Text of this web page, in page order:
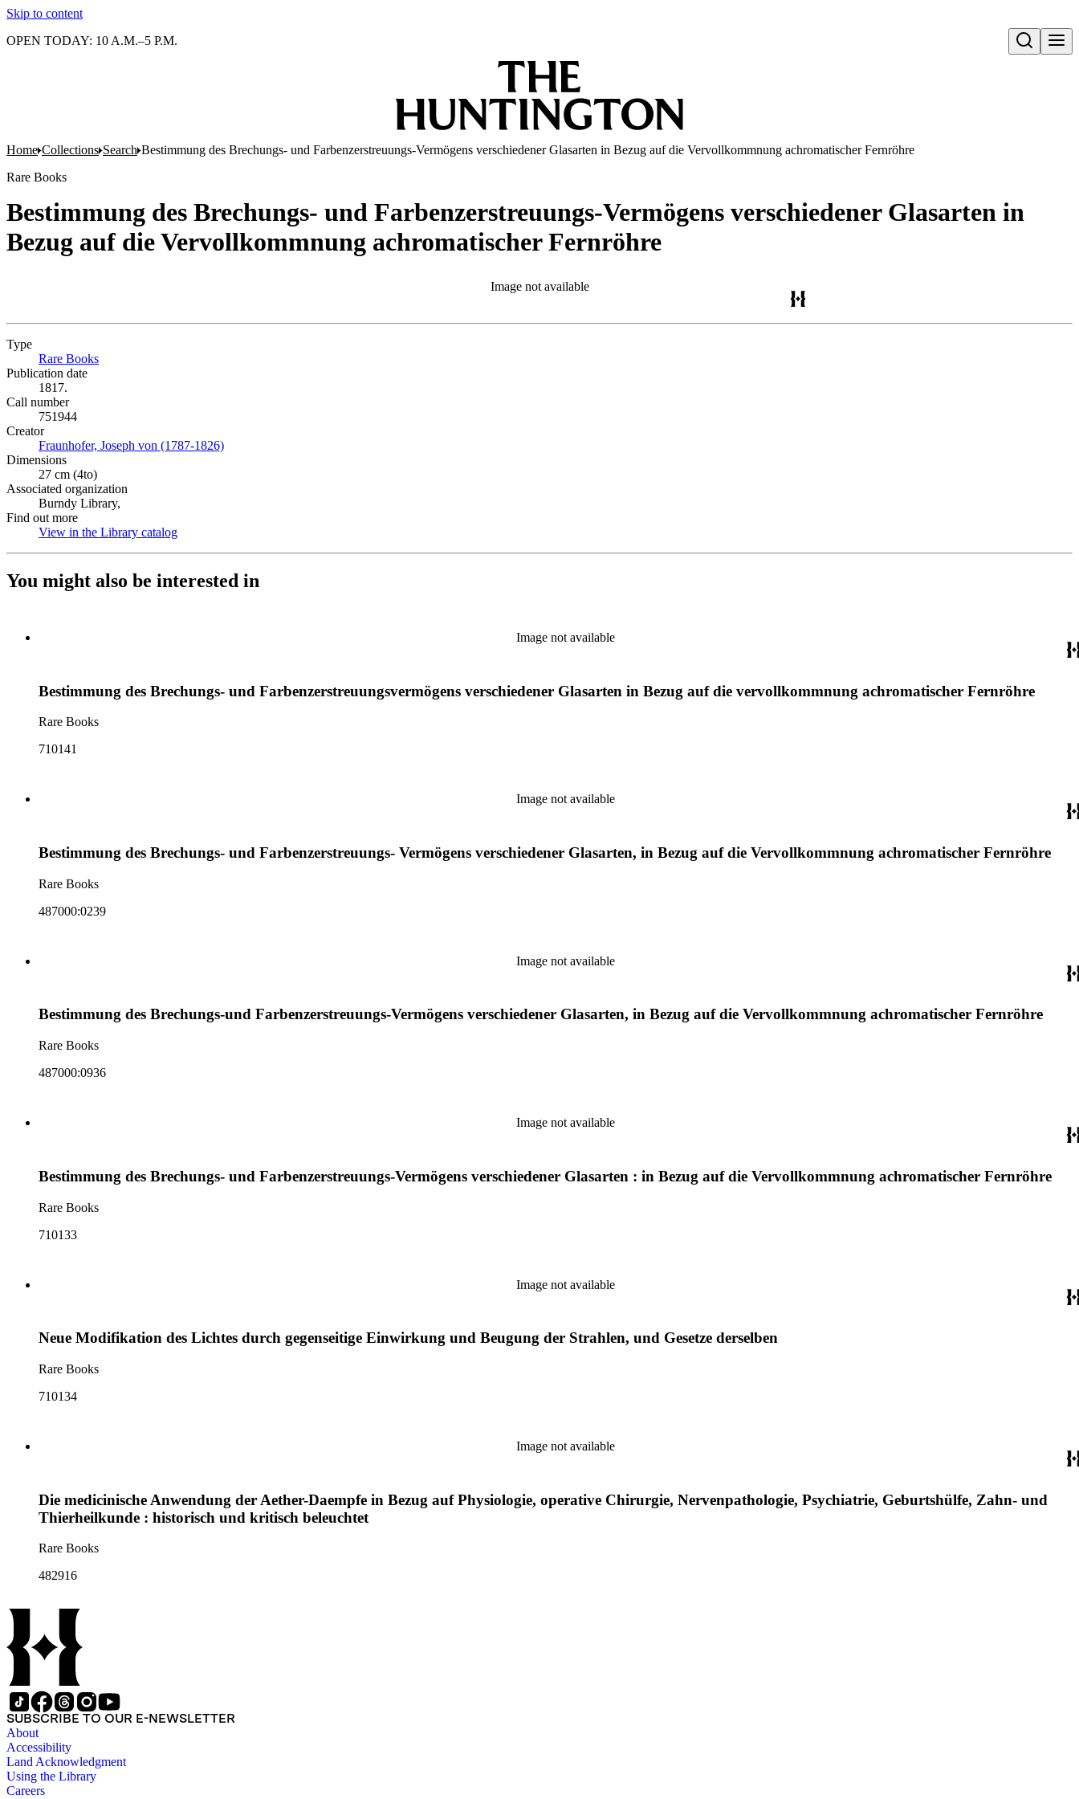
Skip to content
Open search
OPEN TODAY: 10 A.M.–5 P.M.
Home Collections Search Bestimmung des Brechungs- und Farbenzerstreuungs-Vermögens verschiedener Glasarten in Bezug auf die Vervollkommnung achromatischer Fernröhre
Rare Books
Bestimmung des Brechungs- und Farbenzerstreuungs-Vermögens verschiedener Glasarten in
Bezug auf die Vervollkommnung achromatischer Fernröhre
Image not available
Type
Rare Books
Publication date
1817.
Call number
751944
Creator
Fraunhofer, Joseph von (1787-1826)
Dimensions
27 cm (4to)
Associated organization
Burndy Library,
Find out more
View in the Library catalog
You might also be interested in
Image not available
Bestimmung des Brechungs- und Farbenzerstreuungsvermögens verschiedener Glasarten in Bezug auf die vervollkommnung achromatischer Fernröhre
Rare Books
710141
Image not available
Bestimmung des Brechungs- und Farbenzerstreuungs- Vermögens verschiedener Glasarten, in Bezug auf die Vervollkommnung achromatischer Fernröhre
Rare Books
487000:0239
Image not available
Bestimmung des Brechungs-und Farbenzerstreuungs-Vermögens verschiedener Glasarten, in Bezug auf die Vervollkommnung achromatischer Fernröhre
Rare Books
487000:0936
Image not available
Bestimmung des Brechungs- und Farbenzerstreuungs-Vermögens verschiedener Glasarten : in Bezug auf die Vervollkommnung achromatischer Fernröhre
Rare Books
710133
Image not available
Neue Modifikation des Lichtes durch gegenseitige Einwirkung und Beugung der Strahlen, und Gesetze derselben
Rare Books
710134
Image not available
Die medicinische Anwendung der Aether-Daempfe in Bezug auf Physiologie, operative Chirurgie, Nervenpathologie, Psychiatrie, Geburtshülfe, Zahn- und
Thierheilkunde : historisch und kritisch beleuchtet
Rare Books
482916
SUBSCRIBE TO OUR E-NEWSLETTER
About
Accessibility
Land Acknowledgment
Using the Library
Careers